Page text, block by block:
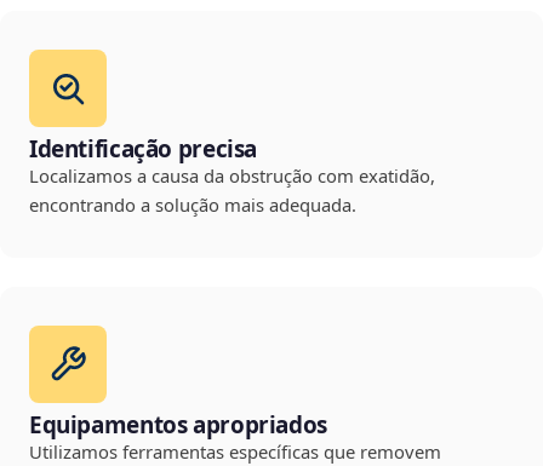
Identificação precisa
Localizamos a causa da obstrução com exatidão,
encontrando a solução mais adequada.
Equipamentos apropriados
Utilizamos ferramentas específicas que removem